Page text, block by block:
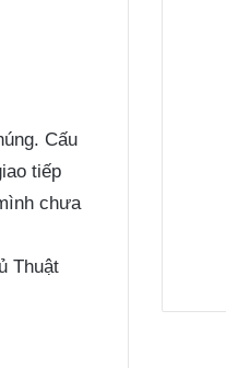
Cấu
tiếp
chưa
Thuật